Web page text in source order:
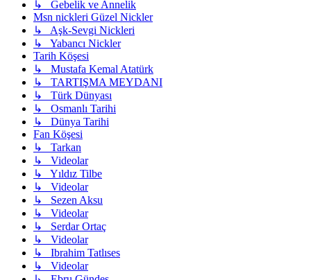
↳ Gebelik ve Annelik
Msn nickleri Güzel Nickler
↳ Aşk-Sevgi Nickleri
↳ Yabancı Nickler
Tarih Köşesi
↳ Mustafa Kemal Atatürk
↳ TARTIŞMA MEYDANI
↳ Türk Dünyası
↳ Osmanlı Tarihi
↳ Dünya Tarihi
Fan Köşesi
↳ Tarkan
↳ Videolar
↳ Yıldız Tilbe
↳ Videolar
↳ Sezen Aksu
↳ Videolar
↳ Serdar Ortaç
↳ Videolar
↳ Ibrahim Tatlıses
↳ Videolar